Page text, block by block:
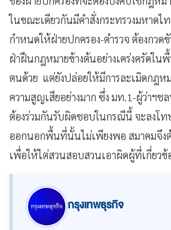
ในขณะเดียวกันมีคำสั่งกระทรวงมหาดไ
กำหนดให้ฝ่ายปกครอง-ตำรวจ ต้องกวด
ฝ่าฝืนกฎหมายข้างต้นอย่างเคร่งครัดใ
ตนด้วย แต่ยังปล่อยให้มีการละเมิดกฎห
ความสูญเสียอย่างมาก ซึ่ง มท.1-ผู้ว่าฯช
ต้องร่วมกันรับผิดชอบในกรณีนี้ จะลงโท
ออกนอกพื้นที่นั้นไม่เพียงพอ สมาคมจึง
เพื่อให้ไต่สวนสอบสวนเอาผิดผู้ที่เกี่ยวข้
กรุงเทพธุรกิจ